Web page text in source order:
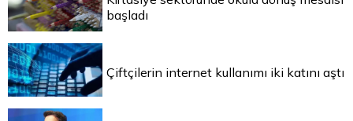
başladı
Çiftçilerin internet kullanımı iki katını aştı